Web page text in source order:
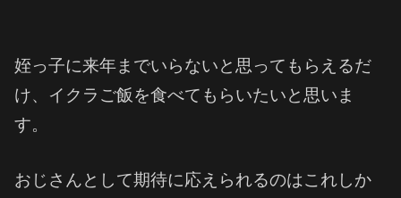
姪っ子に来年までいらないと思ってもらえるだ
け、イクラご飯を食べてもらいたいと思いま
す。
おじさんとして期待に応えられるのはこれしか